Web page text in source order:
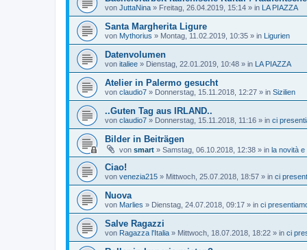
von JuttaNina » Freitag, 26.04.2019, 15:14 » in LA PIAZZA
Santa Margherita Ligure
von Mythorius » Montag, 11.02.2019, 10:35 » in Ligurien
Datenvolumen
von italiee » Dienstag, 22.01.2019, 10:48 » in LA PIAZZA
Atelier in Palermo gesucht
von claudio7 » Donnerstag, 15.11.2018, 12:27 » in Sizilien
..Guten Tag aus IRLAND..
von claudio7 » Donnerstag, 15.11.2018, 11:16 » in ci
Bilder in Beiträgen
von smart » Samstag, 06.10.2018, 12:38 » in la novità e
Ciao!
von venezia215 » Mittwoch, 25.07.2018, 18:57 » in ci
Nuova
von Marlies » Dienstag, 24.07.2018, 09:17 » in ci
Salve Ragazzi
von Ragazza l'Italia » Mittwoch, 18.07.2018, 18:22 » in ci